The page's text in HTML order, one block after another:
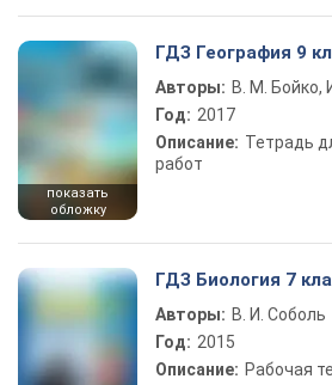
показать
обложку
ГДЗ География 9
Авторы: В. М. Бойко,
Год: 2017
Описание: Тетрадь
работ
ГДЗ Биология 7
Авторы: В. И. Соболь
Год: 2015
Описание: Рабочая